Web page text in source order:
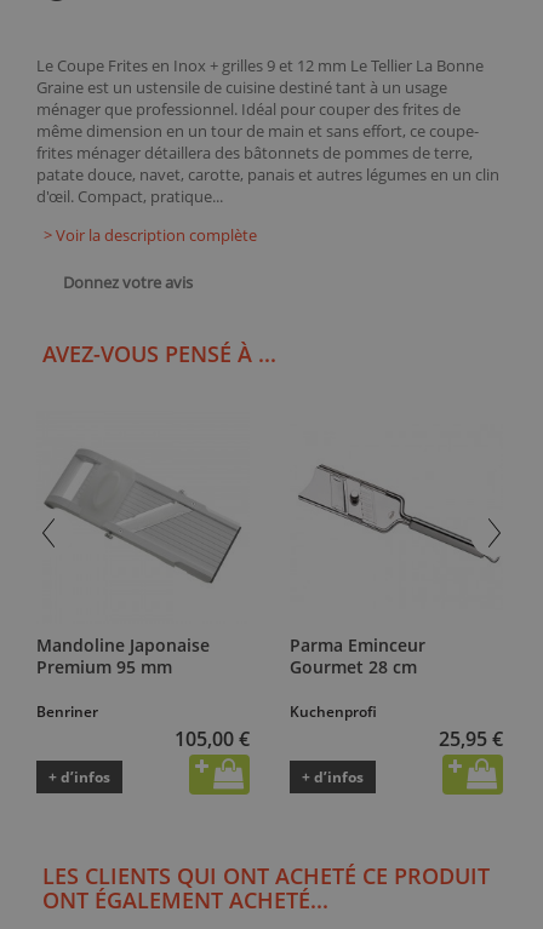
Le Coupe Frites en Inox + grilles 9 et 12 mm Le Tellier La Bonne
Graine est un ustensile de cuisine destiné tant à un usage
ménager que professionnel. Idéal pour couper des frites de
même dimension en un tour de main et sans effort, ce coupe-
frites ménager détaillera des bâtonnets de pommes de terre,
patate douce, navet, carotte, panais et autres légumes en un clin
d'œil. Compact, pratique...
> Voir la description complète
Donnez votre avis
AVEZ-VOUS PENSÉ À ...
Mandoline Japonaise
Premium 95 mm
Benriner
105,00 €
+ d’infos
Parma Eminceur
Gourmet 28 cm
Kuchenprofi
25,95 €
+ d’infos
LES CLIENTS QUI ONT ACHETÉ CE PRODUIT
ONT ÉGALEMENT ACHETÉ...